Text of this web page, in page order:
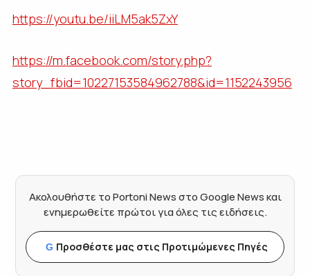
https://youtu.be/iiLM5ak5ZxY
https://m.facebook.com/story.php?
story_fbid=10227153584962788&id=1152243956
Ακολουθήστε το Portoni News στο Google News και
ενημερωθείτε πρώτοι για όλες τις ειδήσεις.
G Προσθέστε μας στις Προτιμώμενες Πηγές